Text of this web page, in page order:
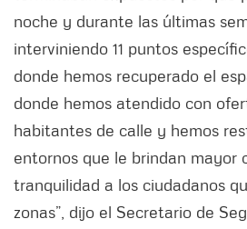
noche y durante las últimas
interviniendo 11 puntos
donde hemos recuperado el
donde hemos atendido con
habitantes de calle y hemos
entornos que le brindan mayor
tranquilidad a los ciudadanos
zonas”, dijo el Secretario de